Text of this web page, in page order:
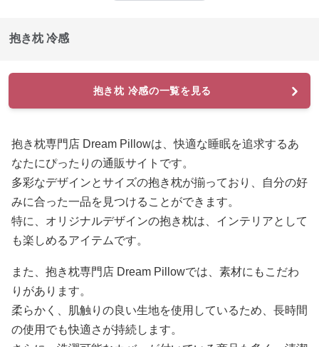
抱き枕 冷感
抱き枕 冷感の一覧を見る
抱き枕専門店 Dream Pillowは、快適な睡眠を追求するあ
なたにぴったりの通販サイトです。
多彩なデザインとサイズの抱き枕が揃っており、自分の好
みに合った一品を見つけることができます。
特に、オリジナルデザインの抱き枕は、インテリアとして
も楽しめるアイテムです。
また、抱き枕専門店 Dream Pillowでは、素材にもこだわ
りがあります。
柔らかく、肌触りの良い生地を使用しているため、長時間
の使用でも快適さが持続します。